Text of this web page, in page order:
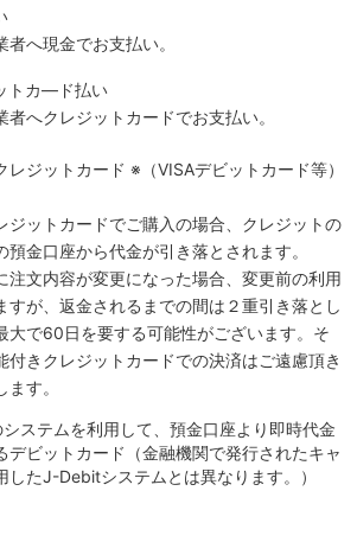
へ現金でお支払い。
トカ―ド払い
へクレジットカードでお支払い。
レジットカード ※（VISAデビットカード等）
ジットカードでご購入の場合、クレジットの
金口座から代金が引き落とされます。
注文内容が変更になった場合、変更前の利用
すが、返金されるまでの間は２重引き落とし
大で60日を要する可能性がございます。そ
付きクレジットカードでの決済はご遠慮頂き
す。
ステムを利用して、預金口座より即時代金
デビットカード（金融機関で発行されたキャ
したJ-Debitシステムとは異なります。）